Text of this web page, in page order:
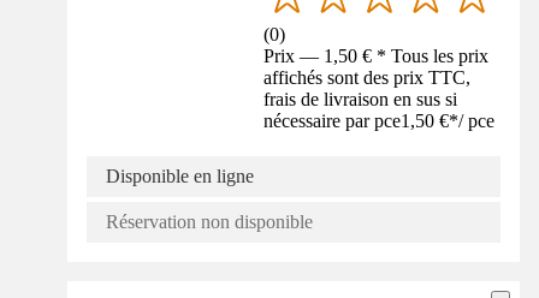
(0)
Prix — 1,50 € * Tous les prix
affichés sont des prix TTC,
frais de livraison en sus si
nécessaire par pce1,50 €*/ pce
Disponible en ligne
Réservation non disponible